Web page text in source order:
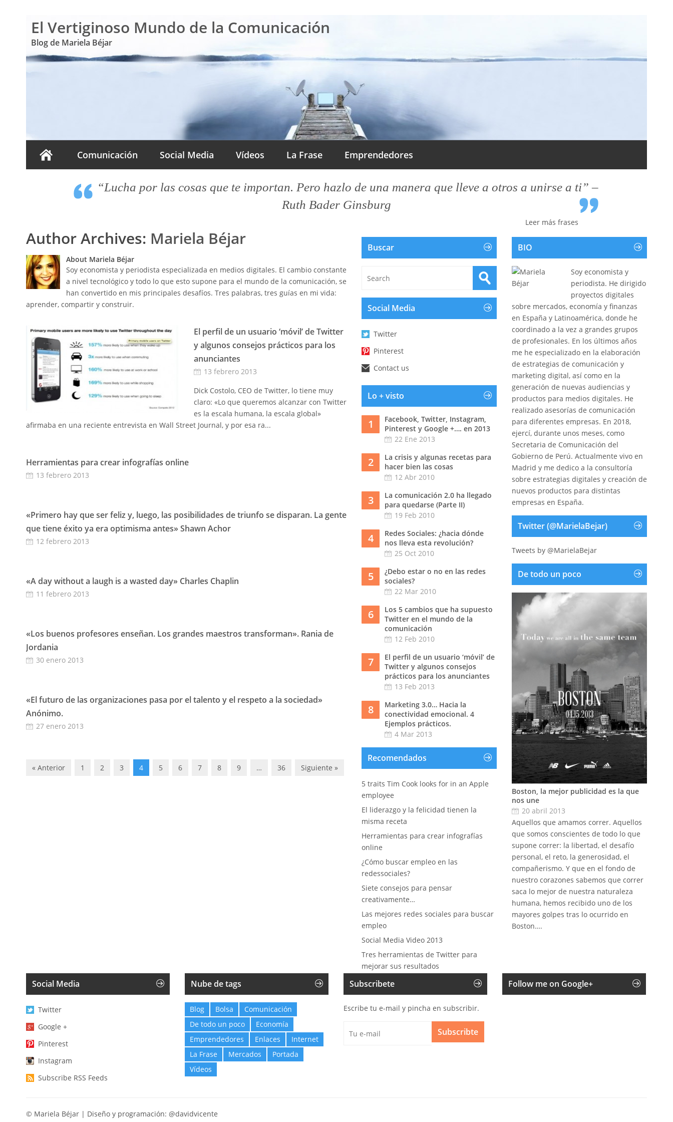
El Vertiginoso Mundo de la Comunicación
Blog de Mariela Béjar
Comunicación Social Media Vídeos La Frase Emprendedores
“Lucha por las cosas que te importan. Pero hazlo de una manera que lleve a otros a unirse a ti” –
Ruth Bader Ginsburg
Leer más frases
Author Archives: Mariela Béjar
About Mariela Béjar
Soy economista y periodista especializada en medios digitales. El cambio constante
a nivel tecnológico y todo lo que esto supone para el mundo de la comunicación, se
han convertido en mis principales desafíos. Tres palabras, tres guías en mi vida:
aprender, compartir y construir.
El perfil de un usuario ‘móvil’ de Twitter
y algunos consejos prácticos para los
anunciantes
13 febrero 2013
Dick Costolo, CEO de Twitter, lo tiene muy
claro: «Lo que queremos alcanzar con Twitter
es la escala humana, la escala global»
afirmaba en una reciente entrevista en Wall Street Journal, y por esa ra...
Herramientas para crear infografías online
13 febrero 2013
«Primero hay que ser feliz y, luego, las posibilidades de triunfo se disparan. La gente
que tiene éxito ya era optimisma antes» Shawn Achor
12 febrero 2013
«A day without a laugh is a wasted day» Charles Chaplin
11 febrero 2013
«Los buenos profesores enseñan. Los grandes maestros transforman». Rania de
Jordania
30 enero 2013
«El futuro de las organizaciones pasa por el talento y el respeto a la sociedad»
Anónimo.
27 enero 2013
« Anterior 1 2 3 4 5 6 7 8 9 … 36 Siguiente »
Buscar
Social Media
Twitter
Pinterest
Contact us
Lo + visto
1
Facebook, Twitter, Instagram,
Pinterest y Google +…. en 2013
22 Ene 2013
2
La crisis y algunas recetas para
hacer bien las cosas
12 Abr 2010
3
La comunicación 2.0 ha llegado
para quedarse (Parte II)
19 Feb 2010
4
Redes Sociales: ¿hacia dónde
nos lleva esta revolución?
25 Oct 2010
5
¿Debo estar o no en las redes
sociales?
22 Mar 2010
6
Los 5 cambios que ha supuesto
Twitter en el mundo de la
comunicación
12 Feb 2010
7
El perfil de un usuario ‘móvil’ de
Twitter y algunos consejos
prácticos para los anunciantes
13 Feb 2013
8
Marketing 3.0… Hacia la
conectividad emocional. 4
Ejemplos prácticos.
4 Mar 2013
Recomendados
5 traits Tim Cook looks for in an Apple
employee
El liderazgo y la felicidad tienen la
misma receta
Herramientas para crear infografías
online
¿Cómo buscar empleo en las
redessociales?
Siete consejos para pensar
creativamente…
Las mejores redes sociales para buscar
empleo
Social Media Video 2013
Tres herramientas de Twitter para
mejorar sus resultados
BIO
Soy economista y
periodista. He dirigido
proyectos digitales
sobre mercados, economía y finanzas
en España y Latinoamérica, donde he
coordinado a la vez a grandes grupos
de profesionales. En los últimos años
me he especializado en la elaboración
de estrategias de comunicación y
marketing digital, así como en la
generación de nuevas audiencias y
productos para medios digitales. He
realizado asesorías de comunicación
para diferentes empresas. En 2018,
ejercí, durante unos meses, como
Secretaria de Comunicación del
Gobierno de Perú. Actualmente vivo en
Madrid y me dedico a la consultoría
sobre estrategias digitales y creación de
nuevos productos para distintas
empresas en España.
Twitter (@MarielaBejar)
Tweets by @MarielaBejar
De todo un poco
Boston, la mejor publicidad es la que
nos une
20 abril 2013
Aquellos que amamos correr. Aquellos
que somos conscientes de todo lo que
supone correr: la libertad, el desafío
personal, el reto, la generosidad, el
compañerismo. Y que en el fondo de
nuestro corazones sabemos que correr
saca lo mejor de nuestra naturaleza
humana, hemos recibido uno de los
mayores golpes tras lo ocurrido en
Boston….
Social Media
Twitter
Google +
Pinterest
Instagram
Subscribe RSS Feeds
Nube de tags
Blog Bolsa
Comunicación
De todo un poco
Economía
Emprendedores
Enlaces
Internet
La Frase
Mercados
Portada
Vídeos
Subscribete
Escribe tu e-mail y pincha en subscribir.
Subscribte
Follow me on Google+
© Mariela Béjar | Diseño y programación: @davidvicente